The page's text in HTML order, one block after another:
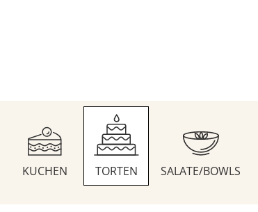
KUCHEN TORTEN SALATE/BOWLS